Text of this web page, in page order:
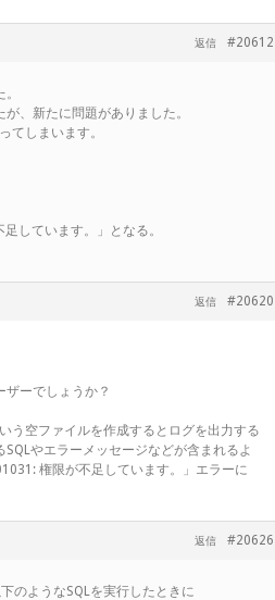
#20612
返信
、新たに問題がありました。
てしまいます。
しています。」となる。
#20620
返信
ザーでしょうか？
う空ファイルを作成するとログを出力する
やエラーメッセージなどが含まれるよ
権限が不足しています。」エラーに
#20626
返信
のようなSQLを実行したときに